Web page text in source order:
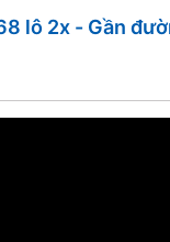
lô 2x - Gần